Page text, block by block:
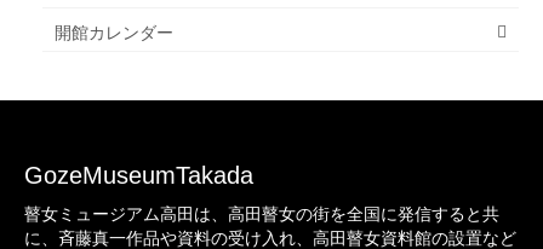
開館カレンダー
GozeMuseumTakada
瞽女ミュージアム高田は、高田瞽女の街を全国に発信すると共
に、斉藤真一作品や資料の受け入れ、高田瞽女資料館の設置など